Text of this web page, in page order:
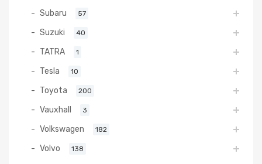
Subaru 57
Suzuki 40
TATRA 1
Tesla 10
Toyota 200
Vauxhall 3
Volkswagen 182
Volvo 138